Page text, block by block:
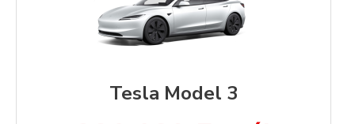
Tesla Model 3